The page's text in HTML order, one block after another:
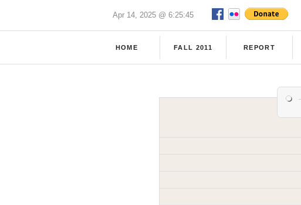
Apr 14, 2025 @ 6:25:45
HOME FALL 2011 REPORT